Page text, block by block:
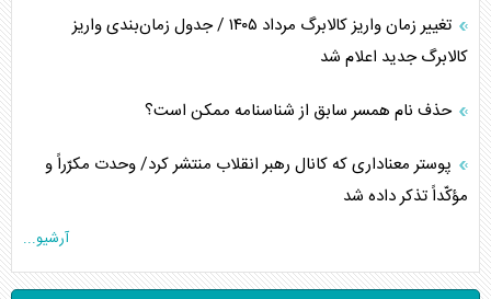
تغییر زمان واریز کالابرگ مرداد ۱۴۰۵ / جدول زمان‌بندی واریز
کالابرگ جدید اعلام شد
حذف نام همسر سابق از شناسنامه ممکن است؟
پوستر معناداری که کانال رهبر انقلاب منتشر کرد/ وحدت مکرّراً و
مؤکّداً تذکر داده شد
آرشیو...